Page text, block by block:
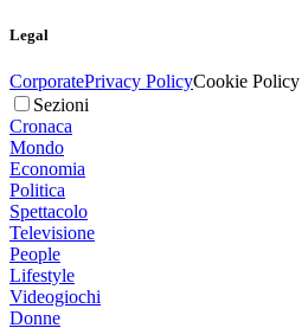
Legal
CorporatePrivacy PolicyCookie Policy
Sezioni
Cronaca
Mondo
Economia
Politica
Spettacolo
Televisione
People
Lifestyle
Videogiochi
Donne